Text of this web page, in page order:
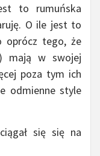
to rumuńska
O ile jest to
oprócz tego, że
mają w swojej
poza tym ich
odmienne style
się się na